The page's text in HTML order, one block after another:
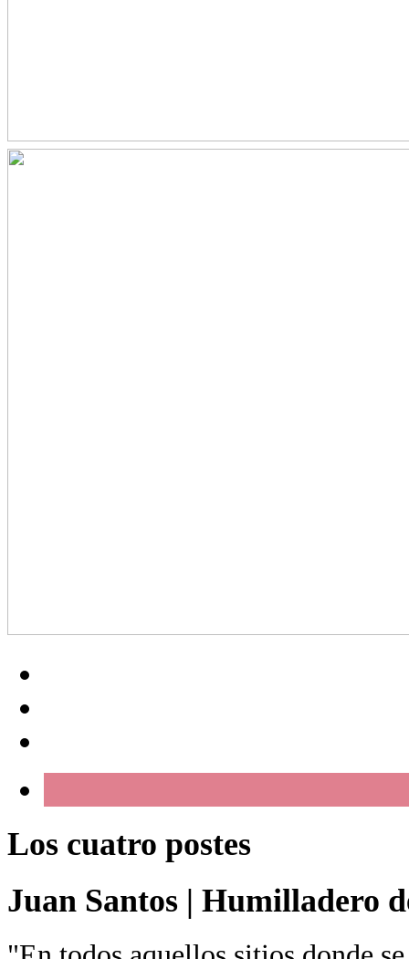
Los cuatro postes
Juan Santos | Humilladero